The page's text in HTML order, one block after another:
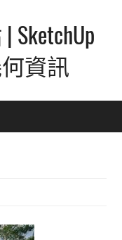
SketchUp
資訊